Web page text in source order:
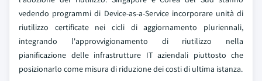
vedendo programmi di Device-as-a-Service incorporare unità di
riutilizzo certificate nei cicli di aggiornamento pluriennali,
integrando l'approvvigionamento di riutilizzo nella
pianificazione delle infrastrutture IT aziendali piuttosto che
posizionarlo come misura di riduzione dei costi di ultima istanza.